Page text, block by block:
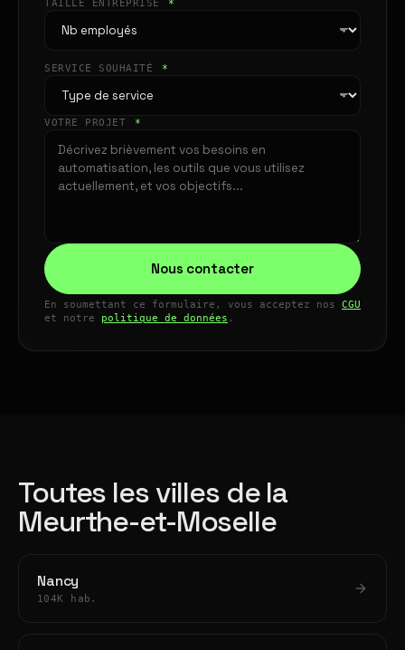
TAILLE ENTREPRISE *
SERVICE SOUHAITÉ *
VOTRE PROJET *
Nous contacter
En soumettant ce formulaire, vous acceptez nos CGU
et notre politique de données .
Toutes les villes de la
Meurthe-et-Moselle
Nancy
104K hab.